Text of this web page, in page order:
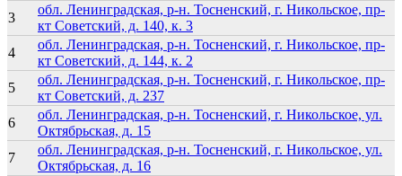
3
обл. Ленинградская, р-н. Тосненский, г. Никольское, пр-
кт Советский, д. 140, к. 3
4
обл. Ленинградская, р-н. Тосненский, г. Никольское, пр-
кт Советский, д. 144, к. 2
5
обл. Ленинградская, р-н. Тосненский, г. Никольское, пр-
кт Советский, д. 237
6
обл. Ленинградская, р-н. Тосненский, г. Никольское, ул.
Октябрьская, д. 15
7
обл. Ленинградская, р-н. Тосненский, г. Никольское, ул.
Октябрьская, д. 16